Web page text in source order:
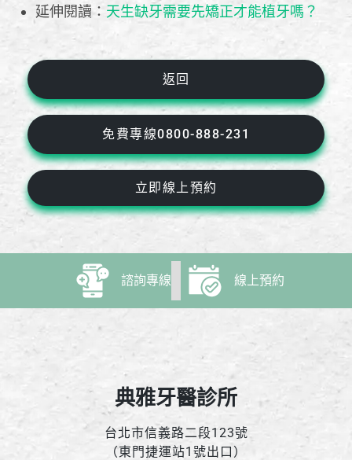
延伸閱讀： 天生缺牙需要先矯正才能植牙嗎？
返回
免費專線0800-888-231
立即線上預約
諮詢專線 線上預約
典雅牙醫診所
台北市信義路二段123號
（東門捷運站1號出口）